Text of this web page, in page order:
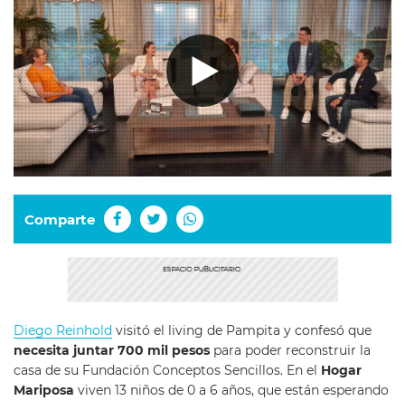
Comparte
Diego Reinhold visitó el living de Pampita y confesó que
necesita juntar 700 mil pesos para poder reconstruir la
casa de su Fundación Conceptos Sencillos. En el Hogar
Mariposa viven 13 niños de 0 a 6 años, que están esperando